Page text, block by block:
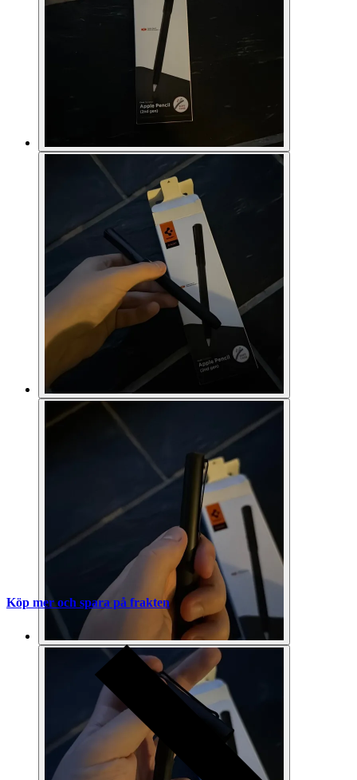
Köp mer och spara på frakten